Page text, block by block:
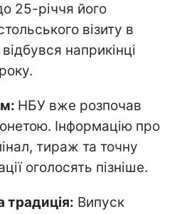
25-річчя його
візиту в
наприкінці
НБУ вже розпочав
Інформацію про
тираж та точну
оголосять пізніше.
традиція: Випуск